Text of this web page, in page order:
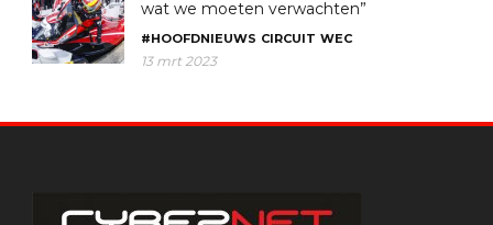
wat we moeten verwachten”
#HOOFDNIEUWS CIRCUIT WEC
13 mrt 2023